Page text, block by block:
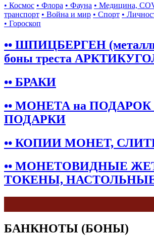
• Космос • Флора • Фауна • Медицина,
транспорт • Война и мир • Спорт •
• Гороскоп
•• ШПИЦБЕРГЕН
боны треста
•• БРАКИ
•• МОНЕТА на
ПОДАРКИ
•• КОПИИ МОНЕТ,
•• МОНЕТОВИДНЫЕ
ТОКЕНЫ,
БАНКНОТЫ (БОНЫ)